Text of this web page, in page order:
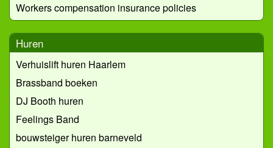
Workers compensation insurance policies
Huren
Verhuislift huren Haarlem
Brassband boeken
DJ Booth huren
Feelings Band
bouwsteiger huren barneveld